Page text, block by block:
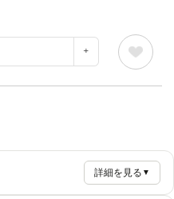
詳細を見る ▼